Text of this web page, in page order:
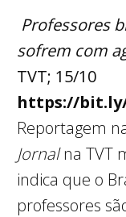
Professores
sofrem com
TVT; 15/10
https://bit.ly/
Reportagem
Jornalna TVT
indica que o
professores